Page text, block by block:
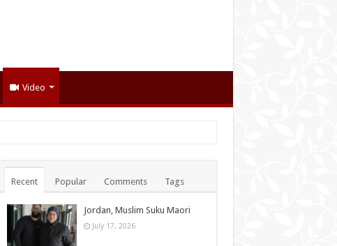
Video
Recent Popular Comments Tags
Jordan, Muslim Suku Maori
July 17, 2026